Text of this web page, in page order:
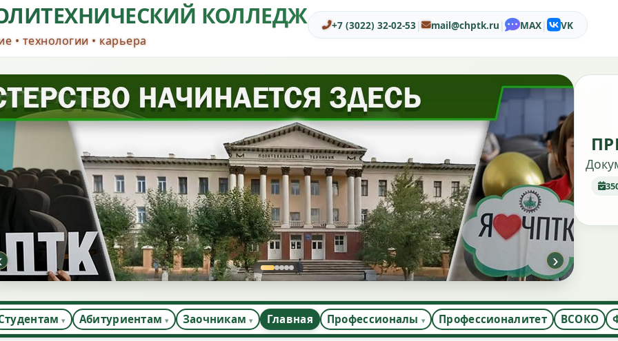
КОЛЛЕДЖ
• технологии • карьера
+7 (3022) 32-02-53| mail@chptk.ru | MAX| VK
›
Абитуриентам Заочникам Главная Профессионалы Профессионалитет ВСОКО